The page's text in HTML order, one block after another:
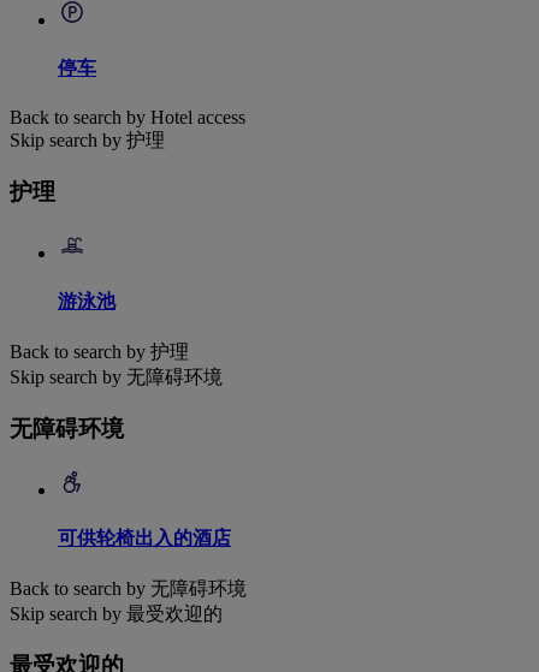
停车
Back to search by Hotel access
Skip search by 护理
护理
游泳池
Back to search by 护理
Skip search by 无障碍环境
无障碍环境
可供轮椅出入的酒店
Back to search by 无障碍环境
Skip search by 最受欢迎的
最受欢迎的